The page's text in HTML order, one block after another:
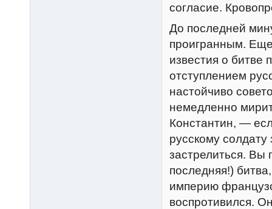
согласие.
До последней
проигранным.
известия о битве
отступлением
настойчиво
немедленно
Константин, —
русскому
застрелиться. Вы
последняя!)
империю
воспротивился.